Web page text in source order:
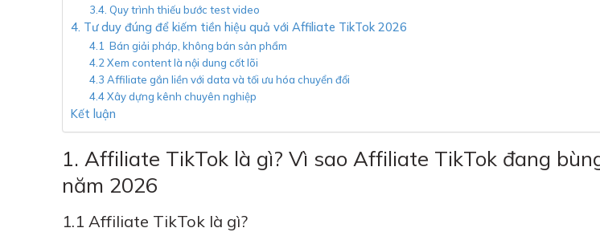
3.4. Quy trình thiếu bước test video
4. Tư duy đúng để kiếm tiền hiệu quả với Affiliate TikTok 2026
4.1 Bán giải pháp, không bán sản phẩm
4.2 Xem content là nội dung cốt lõi
4.3 Affiliate gắn liền với data và tối ưu hóa chuyển đổi
4.4 Xây dựng kênh chuyên nghiệp
Kết luận
1. Affiliate TikTok là gì? Vì sao Affiliate TikTok đang
năm 2026
1.1 Affiliate TikTok là gì?